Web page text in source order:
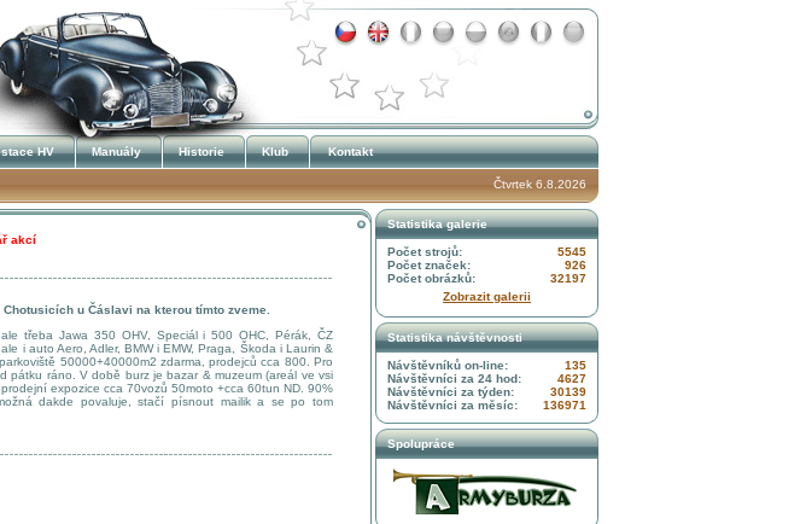
u Čáslavi na kterou tímto zveme.
třeba Jawa 350 OHV, Speciál i 500 OHC, Pérák, ČZ
i auto Aero, Adler, BMW i EMW, Praga, Škoda i Laurin &
50000+40000m2 zdarma, prodejců cca 800. Pro
ráno. V době burz je bazar & muzeum (areál ve vsi
expozice cca 70vozů 50moto +cca 60tun ND. 90%
dakde povaluje, stačí písnout mailik a se po tom
Statistika galerie
5545
Počet strojů:
926
Počet značek:
32197
Počet obrázků:
Zobrazit galerii
Statistika návštěvnosti
135
Návštěvníků on-line:
4627
Návštěvníci za 24 hod:
30139
Návštěvníci za týden:
136971
Návštěvníci za měsíc:
Spolupráce
Čtvrtek 6.8.2026
HV Manuály Historie Klub Kontakt
STROJE !!!
akcí